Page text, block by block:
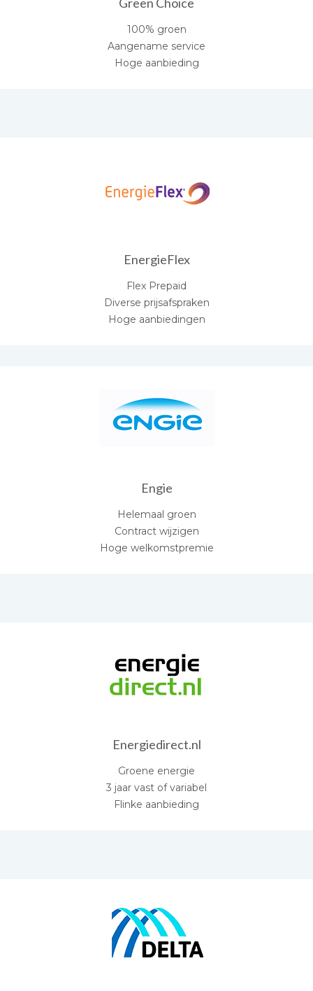
100% groen
Aangename service
Hoge aanbieding
EnergieFlex
Flex Prepaid
Diverse prijsafspraken
Hoge aanbiedingen
Engie
Helemaal groen
Contract wijzigen
Hoge welkomstpremie
Energiedirect.nl
Groene energie
3 jaar vast of variabel
Flinke aanbieding